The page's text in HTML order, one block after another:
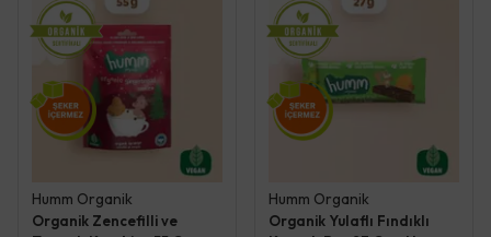
Humm Organik
Organik Zencefilli ve
Humm Organik
Organik Yulaflı Fındıklı